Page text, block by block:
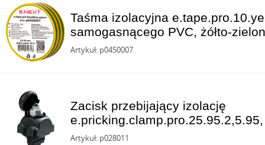
Taśma izolacyjna
samogasnącego PVC, żółto-
Artykuł: p0450007
Zacisk przebijający izolację
Artykuł: p028011